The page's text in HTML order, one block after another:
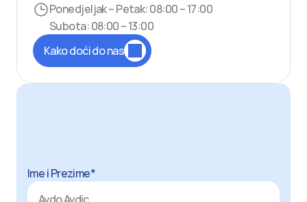
Ponedjeljak – Petak: 08:00 – 17:00
Subota: 08:00 – 13:00
Kako doći do nas
Ime i Prezime*